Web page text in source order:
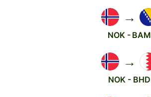
→
NOK - BAM
→
NOK - BHD